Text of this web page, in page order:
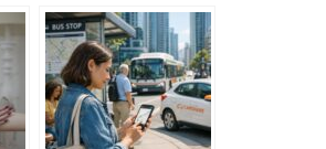
bei der
Wohnungsauflösung
helfen kann